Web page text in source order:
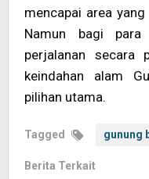
mencapai area
Namun bagi para
perjalanan secara
keindahan alam
pilihan utama.
Tagged gunung
Berita Terkait